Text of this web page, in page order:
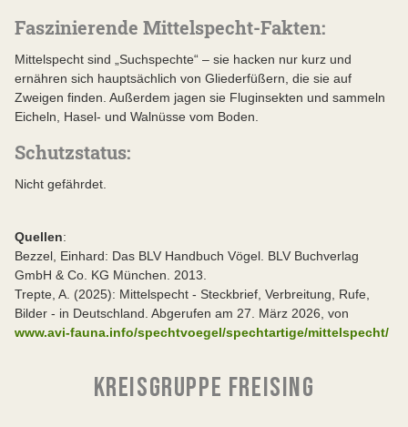
Faszinierende Mittelspecht-Fakten:
Mittelspecht sind „Suchspechte“ – sie hacken nur kurz und
ernähren sich hauptsächlich von Gliederfüßern, die sie auf
Zweigen finden. Außerdem jagen sie Fluginsekten und sammeln
Eicheln, Hasel- und Walnüsse vom Boden.
Schutzstatus:
Nicht gefährdet.
Quellen:
Bezzel, Einhard: Das BLV Handbuch Vögel. BLV Buchverlag
GmbH & Co. KG München. 2013.
Trepte, A. (2025): Mittelspecht - Steckbrief, Verbreitung, Rufe,
Bilder - in Deutschland. Abgerufen am 27. März 2026, von
www.avi-fauna.info/spechtvoegel/spechtartige/mittelspecht/
KREISGRUPPE FREISING